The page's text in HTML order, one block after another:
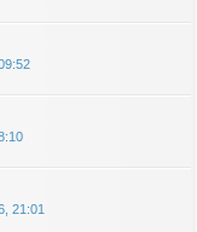
21:01